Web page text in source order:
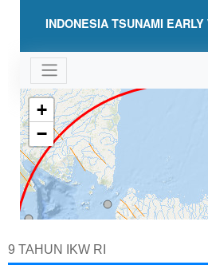
9 TAHUN IKW RI